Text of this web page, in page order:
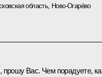
область, Ново-Огарёво
Вас. Чем порадуете,